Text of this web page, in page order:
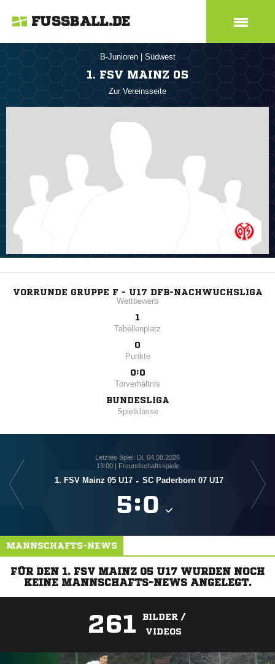
FUSSBALL.DE
B-Junioren Südwest
1. FSV MAINZ 05
Zur Vereinsseite
VORRUNDE GRUPPE F - U17 DFB-NACHWUCHSLIGA
Wettbewerb
1
Tabellenplatz
0
Punkte
0:0
Torverhältnis
BUNDESLIGA
Spielklasse
Letztes Spiel: Di, 04.08.2026
13:00 | Freundschaftsspiele
1. FSV Mainz 05 U17 - SC Paderborn 07 U17
:
MANNSCHAFTS-NEWS
FÜR DEN 1. FSV MAINZ 05 U17 WURDEN NOCH
KEINE MANNSCHAFTS-NEWS ANGELEGT.
261
BILDER /
VIDEOS